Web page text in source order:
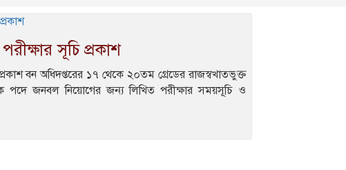
সূচি প্রকাশ
বন অধিদপ্তরের ১৭ থেকে ২০তম গ্রেডের রাজস্বখাতভুক্ত
পদে জনবল নিয়োগের জন্য লিখিত পরীক্ষার সময়সূচি ও